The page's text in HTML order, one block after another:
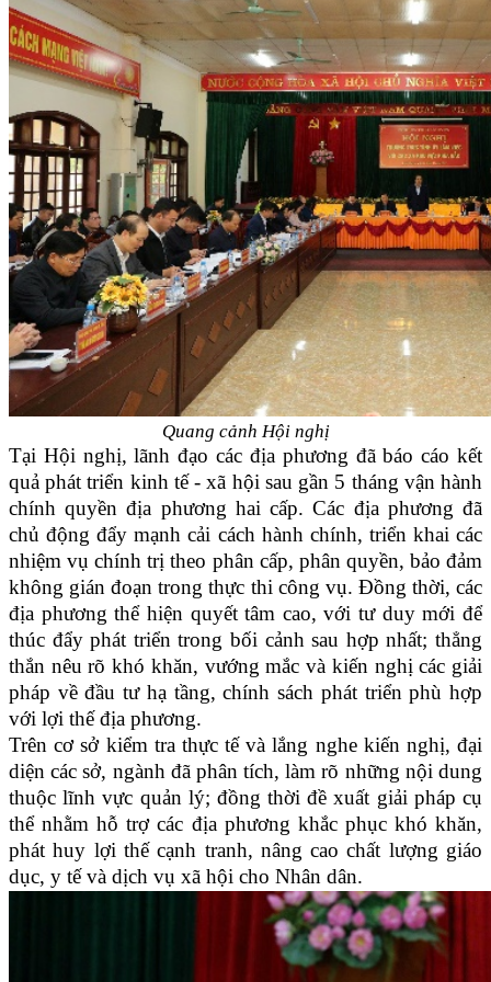
Quang cảnh Hội nghị
Tại Hội nghị, lãnh đạo các địa phương đã báo cáo kết
quả phát triển kinh tế - xã hội sau gần 5 tháng vận hành
chính quyền địa phương hai cấp. Các địa phương đã
chủ động đẩy mạnh cải cách hành chính, triển khai các
nhiệm vụ chính trị theo phân cấp, phân quyền, bảo đảm
không gián đoạn trong thực thi công vụ. Đồng thời, các
địa phương thể hiện quyết tâm cao, với tư duy mới để
thúc đẩy phát triển trong bối cảnh sau hợp nhất; thẳng
thắn nêu rõ khó khăn, vướng mắc và kiến nghị các giải
pháp về đầu tư hạ tầng, chính sách phát triển phù hợp
với lợi thế địa phương.
Trên cơ sở kiểm tra thực tế và lắng nghe kiến nghị, đại
diện các sở, ngành đã phân tích, làm rõ những nội dung
thuộc lĩnh vực quản lý; đồng thời đề xuất giải pháp cụ
thể nhằm hỗ trợ các địa phương khắc phục khó khăn,
phát huy lợi thế cạnh tranh, nâng cao chất lượng giáo
dục, y tế và dịch vụ xã hội cho Nhân dân.